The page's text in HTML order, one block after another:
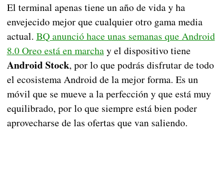
El terminal apenas tiene un año de vida y ha
envejecido mejor que cualquier otro gama media
actual. BQ anunció hace unas semanas que Android
8.0 Oreo está en marchay el dispositivo tiene
Android Stock, por lo que podrás disfrutar de todo
el ecosistema Android de la mejor forma. Es un
móvil que se mueve a la perfección y que está muy
equilibrado, por lo que siempre está bien poder
aprovecharse de las ofertas que van saliendo.